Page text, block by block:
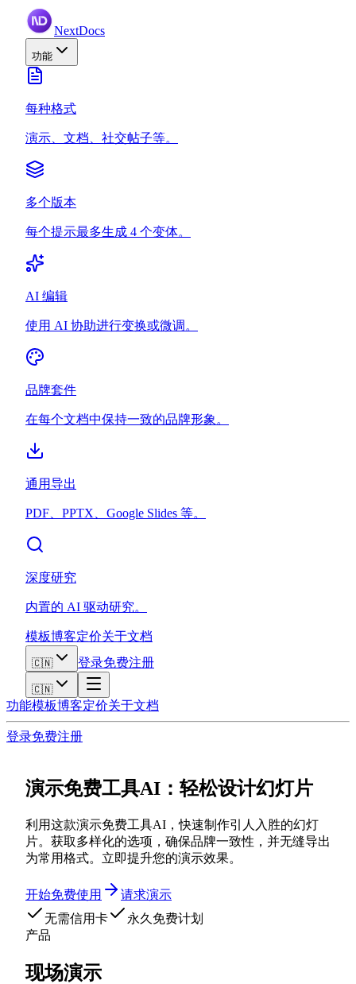
NextDocs
功能
每种格式
演示、文档、社交帖子等。
多个版本
每个提示最多生成 4 个变体。
AI 编辑
使用 AI 协助进行变换或微调。
品牌套件
在每个文档中保持一致的品牌形象。
通用导出
PDF、PPTX、Google Slides 等。
深度研究
内置的 AI 驱动研究。
模板博客定价关于文档
🇨🇳 登录免费注册
🇨🇳
功能模板博客定价关于文档
登录免费注册
演示免费工具AI：轻松设计幻灯片
利用这款演示免费工具AI，快速制作引人入胜的幻灯
片。获取多样化的选项，确保品牌一致性，并无缝导出
为常用格式。立即提升您的演示效果。
开始免费使用
请求演示
无需信用卡
永久免费计划
产品
现场演示